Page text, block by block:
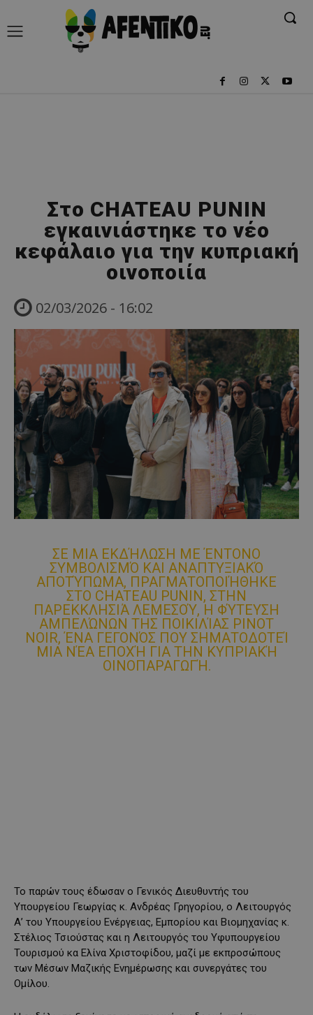
Στο CHATEAU PUNIN
εγκαινιάστηκε το νέο
κεφάλαιο για την κυπριακή
οινοποιία
02/03/2026 - 16:02
ΣΕ ΜΙΑ ΕΚΔΉΛΩΣΗ ΜΕ ΈΝΤΟΝΟ
ΣΥΜΒΟΛΙΣΜΌ ΚΑΙ ΑΝΑΠΤΥΞΙΑΚΌ
ΑΠΟΤΎΠΩΜΑ, ΠΡΑΓΜΑΤΟΠΟΙΉΘΗΚΕ
ΣΤΟ CHATEAU PUNIN, ΣΤΗΝ
ΠΑΡΕΚΚΛΗΣΙΆ ΛΕΜΕΣΟΎ, Η ΦΎΤΕΥΣΗ
ΑΜΠΕΛΏΝΩΝ ΤΗΣ ΠΟΙΚΙΛΊΑΣ PINOT
NOIR, ΈΝΑ ΓΕΓΟΝΌΣ ΠΟΥ ΣΗΜΑΤΟΔΟΤΕΊ
ΜΙΑ ΝΈΑ ΕΠΟΧΉ ΓΙΑ ΤΗΝ ΚΥΠΡΙΑΚΉ
ΟΙΝΟΠΑΡΑΓΩΓΉ.
Το παρών τους έδωσαν ο Γενικός Διευθυντής του
Υπουργείου Γεωργίας κ. Ανδρέας Γρηγορίου, ο Λειτουργός
Α’ του Υπουργείου Ενέργειας, Εμπορίου και Βιομηχανίας κ.
Στέλιος Τσιούστας και η Λειτουργός του Υφυπουργείου
Τουρισμού κα Ελίνα Χριστοφίδου, μαζί με εκπροσώπους
των Μέσων Μαζικής Ενημέρωσης και συνεργάτες του
Ομίλου.